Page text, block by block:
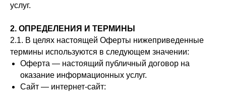
услуг.
2. ОПРЕДЕЛЕНИЯ И ТЕРМИНЫ
2.1. В целях настоящей Оферты нижеприведенные
термины используются в следующем значении:
Оферта — настоящий публичный договор на
оказание информационных услуг.
Сайт — интернет-сайт: